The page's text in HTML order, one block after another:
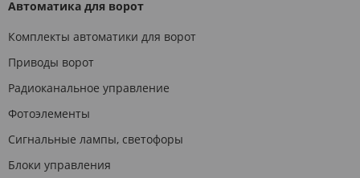
Автоматика для ворот
Комплекты автоматики для ворот
Приводы ворот
Радиоканальное управление
Фотоэлементы
Сигнальные лампы, светофоры
Блоки управления